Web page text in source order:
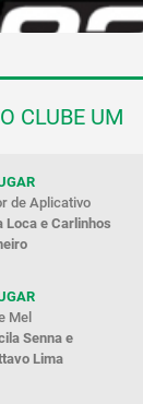
CLUBE UM
de Aplicativo
Loca e Carlinhos
Mel
Senna e
Lima